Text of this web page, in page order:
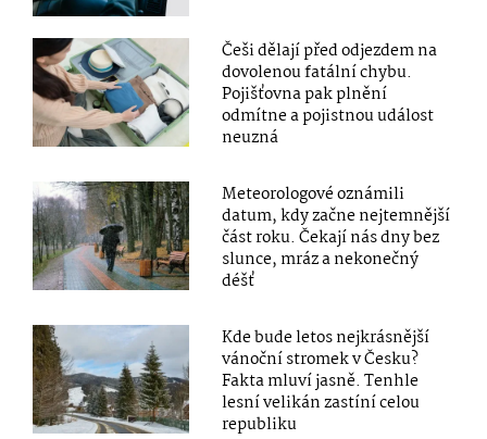
Češi dělají před odjezdem na
dovolenou fatální chybu.
Pojišťovna pak plnění
odmítne a pojistnou událost
neuzná
Meteorologové oznámili
datum, kdy začne nejtemnější
část roku. Čekají nás dny bez
slunce, mráz a nekonečný
déšť
Kde bude letos nejkrásnější
vánoční stromek v Česku?
Fakta mluví jasně. Tenhle
lesní velikán zastíní celou
republiku